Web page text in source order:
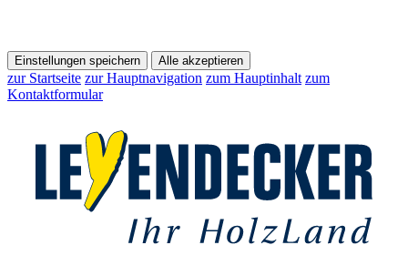
Einstellungen speichern Alle akzeptieren
zur Startseite zur Hauptnavigation zum Hauptinhalt zum
Kontaktformular